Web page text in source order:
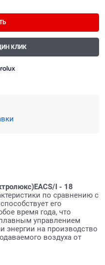
КЛИК
EACS/I - 18
по сравнению с
его
время года, что
управлением
энергии на производство
воздуха от